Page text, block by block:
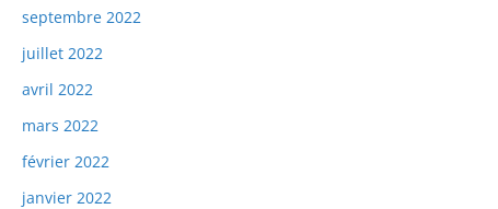
septembre 2022
juillet 2022
avril 2022
mars 2022
février 2022
janvier 2022